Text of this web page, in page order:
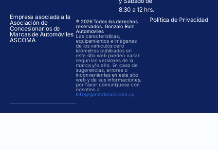
8:30 a 12 hrs.
Empresa asociada a la
Asociación de
Concesionarios de
Marcas de Automóviles
ASCOMA.
® 2026 Todos los derechos
reservados. Gonzalo Ruiz
Automoviles
Las características,
equipamientos e imágenes
de los vehículos cero
kilómetros publicados en
este sitio web pueden variar
según las versiones de la
marca y/o año. En caso de
sugerencias, errores o
inconvenientes en este sitio
web y de sus informaciones,
por favor comuníquese con
nosotros a
info@gonzaloruiz.com.uy
Política de Privacidad